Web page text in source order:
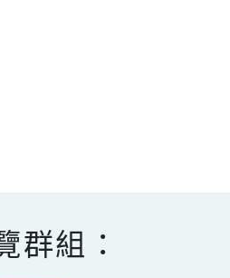
群組：